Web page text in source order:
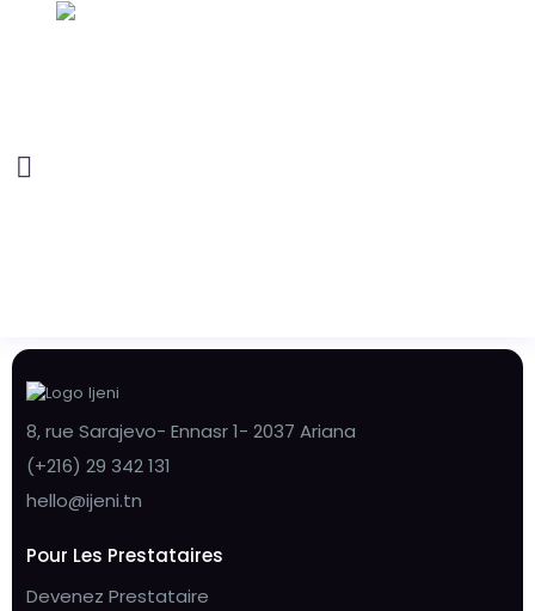
8, rue Sarajevo- Ennasr 1- 2037 Ariana
(+216) 29 342 131
hello@ijeni.tn
Pour Les Prestataires
Devenez Prestataire